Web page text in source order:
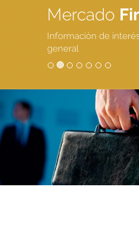
Mercado
Información de
general